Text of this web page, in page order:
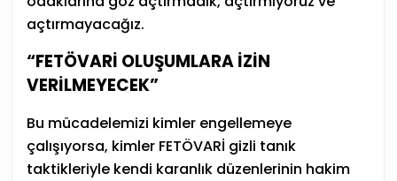
açtırmayacağız.
“FETÖVARİ OLUŞUMLARA İZİN
VERİLMEYECEK”
Bu mücadelemizi kimler engellemeye
çalışıyorsa, kimler FETÖVARİ gizli tanık
taktikleriyle kendi karanlık düzenlerinin hakim